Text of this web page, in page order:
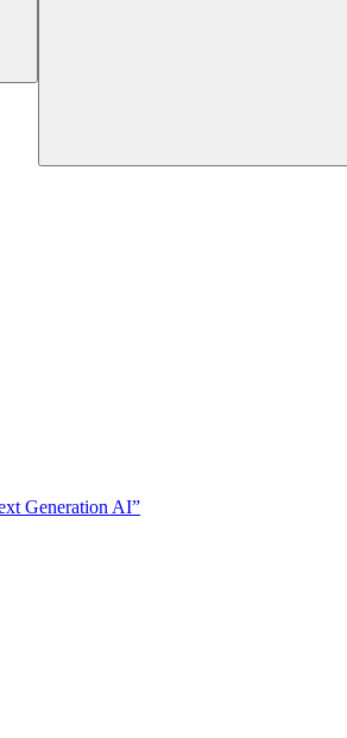
Generation AI”